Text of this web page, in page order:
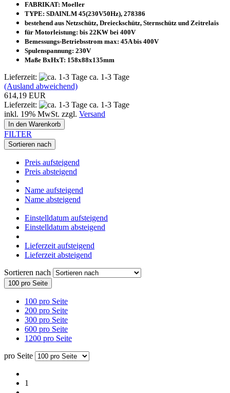
FABRIKAT: Moeller
TYPE: SDAINLM 45(230V50Hz), 278386
bestehend aus Netzschütz, Dreieckschütz, Sternschütz und Zeitrelais
für Motorleistung: bis 22KW bei 400V
Bemessungs-Betriebsstrom max: 45A bis 400V
Spulenspannung: 230V
Maße BxHxT: 158x88x135mm
Lieferzeit:
ca. 1-3 Tage
(Ausland abweichend)
614,19 EUR
Lieferzeit:
ca. 1-3 Tage
inkl. 19% MwSt. zzgl. Versand
In den Warenkorb
FILTER
Sortieren nach
Preis aufsteigend
Preis absteigend
Name aufsteigend
Name absteigend
Einstelldatum aufsteigend
Einstelldatum absteigend
Lieferzeit aufsteigend
Lieferzeit absteigend
Sortieren nach
100 pro Seite
100 pro Seite
200 pro Seite
300 pro Seite
600 pro Seite
1200 pro Seite
pro Seite
1